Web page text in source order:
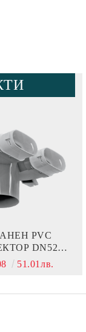
PVC
DN52
0810125/52X2
51.01лв.